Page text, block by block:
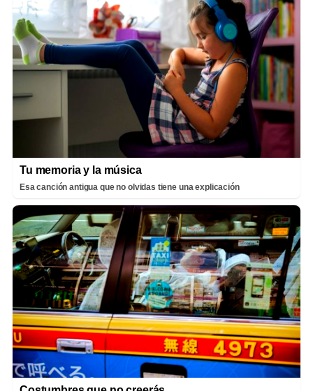
Tu memoria y la música
Esa canción antigua que no olvidas tiene una explicación